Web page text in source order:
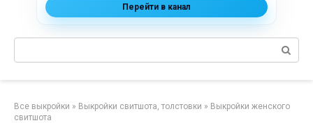
Перейти в канал
Поиск:
Все выкройки » Выкройки свитшота, толстовки » Выкройки женского
свитшота